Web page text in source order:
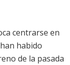
centrarse en
habido
de la pasada